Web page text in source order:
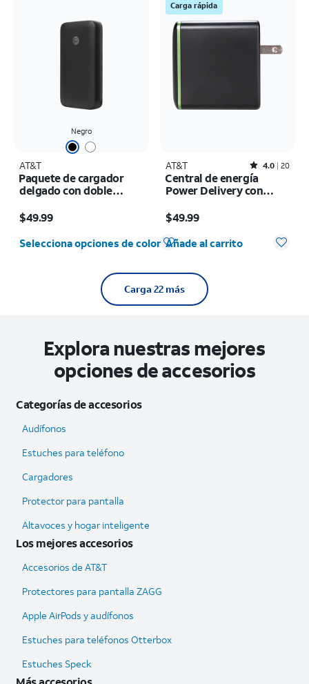
Negro
AT&T
Paquete de cargador
delgado con doble
trenzado de 6 ft
$49.99
Selecciona opciones de color
Carga rápida
AT&T Rated4out of 5 stars with20reviews
4.0 20
Central de energía
Power Delivery con
W (USB-C + USB-A)
$49.99
Cantidad seleccionada: 0
Añade al carrito
Carga 22 más
Explora nuestras mejores
opciones de accesorios
Categorías de accesorios
Audífonos
Estuches para teléfono
Cargadores
Protector para pantalla
Altavoces y hogar inteligente
Los mejores accesorios
Accesorios de AT&T
Protectores para pantalla ZAGG
Apple AirPods y audífonos
Estuches para teléfonos Otterbox
Estuches Speck